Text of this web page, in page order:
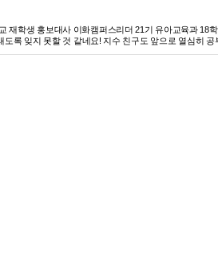
재학생 홍보대사 이화캠퍼스리더 21기 유아교육과
도록 잊지 못할 것 같네요! 지수 친구도 앞으로 열심히